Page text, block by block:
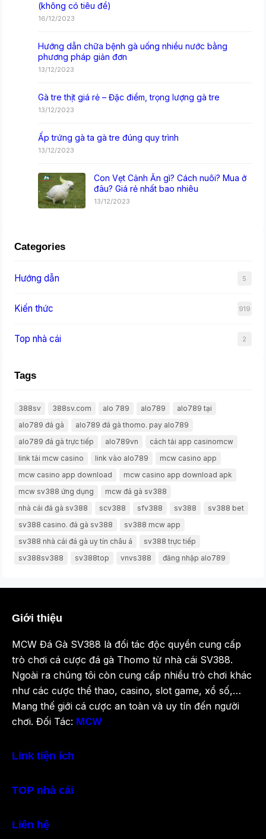
(không có tiêu đề)
16/12/2023
Hướng dẫn chữa bệnh gà uống nhiều nước bằng
phương pháp giản đơn
13/12/2023
Gà tre thịt giá rẻ – Đặc điểm, trọng lượng gà tre
13/12/2023
Ấp trứng gà ta gà tre đúng quy trình
13/12/2023
Con Vẹt Cảnh Ăn gì? Cách nuôi? Mua ở
đâu? Giá rẻ nhất bao nhiêu
13/12/2023
Categories
Hướng dẫn 5
Kiến thức 919
Top nhà cái 2
Tags
388sv 388sv.com alo 789 alo789
alo789 tại
alo789 đá gà
alo789 đá gà thomo. pay alo789
alo789 đá gà trực tiếp
alo789vn
cách tải app casinomcw
link tải mcw casino
link vào alo789
mcw casino app
mcw casino app download
mcw casino app download apk
mcw sv388 ứng dụng
mcw đá gà sv388
nhà cái đá gà sv388
scv388 sfv388 sv388
sv388 bet
sv388 casino. đá gà sv388
sv388 mcw app
sv388 nhà cái đá gà uy tín châu á
sv388 trực tiếp
sv388sv388
sv388top vnvs388 đăng nhập alo789
Giới thiệu
MCW Đá Gà SV388 là đối tác độc quyền cung cấp
trò chơi cá cược đá gà Thomo từ nhà cái SV388.
Ngoài ra chúng tôi còn cung cấp nhiều trò chơi khác
như các cược thể thao, casino, slot game, xổ số,…
Mang thế giới cá cược an toàn và uy tín đến người
chơi. Đối Tác: MCW
Link tiện ích
TOP nhà cái
Liên hệ